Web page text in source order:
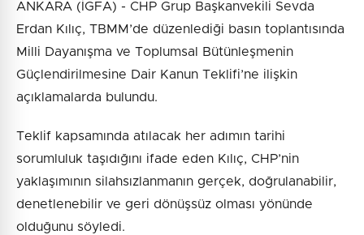
ANKARA (İGFA) - CHP Grup Başkanvekili Sevda
Erdan Kılıç, TBMM’de düzenlediği basın toplantısında
Milli Dayanışma ve Toplumsal Bütünleşmenin
Güçlendirilmesine Dair Kanun Teklifi’ne ilişkin
açıklamalarda bulundu.
Teklif kapsamında atılacak her adımın tarihi
sorumluluk taşıdığını ifade eden Kılıç, CHP’nin
yaklaşımının silahsızlanmanın gerçek, doğrulanabilir,
denetlenebilir ve geri dönüşsüz olması yönünde
olduğunu söyledi.